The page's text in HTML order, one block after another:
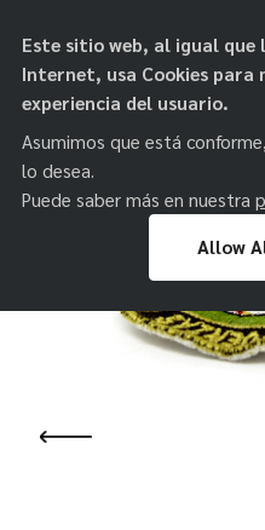
Este sitio web, al igual que
Internet, usa Cookies
experiencia del usuario.
Asumimos que está
lo desea.
Puede saber más en nuestra
Allow